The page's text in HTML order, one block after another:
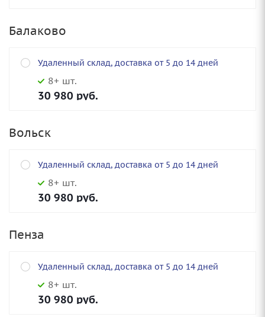
Балаково
Удаленный склад, доставка от 5 до 14 дней
8+ шт.
30 980 руб.
Вольск
Удаленный склад, доставка от 5 до 14 дней
8+ шт.
30 980 руб.
Пенза
Удаленный склад, доставка от 5 до 14 дней
8+ шт.
30 980 руб.